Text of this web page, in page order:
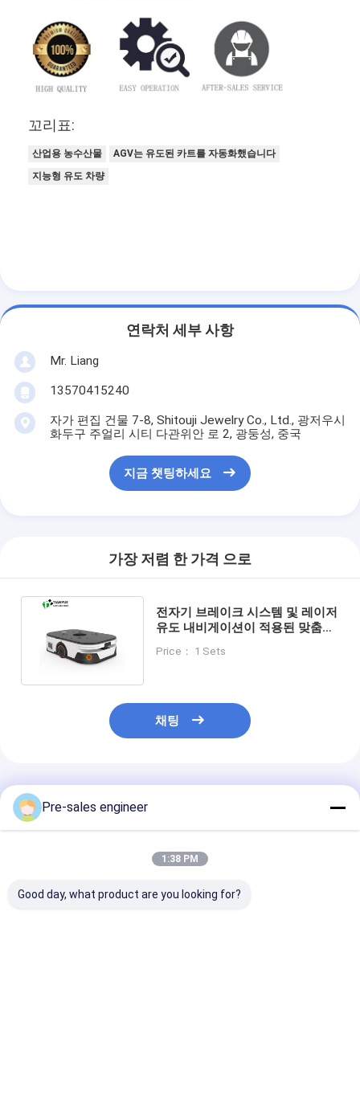
꼬리표:
산업용 농수산물
AGV는 유도된 카트를 자동화했습니다
지능형 유도 차량
연락처 세부 사항
Mr. Liang
13570415240
자가 편집 건물 7-8, Shitouji Jewelry Co., Ltd., 광저우시
화두구 주얼리 시티 다관위안 로 2, 광둥성, 중국
지금 챗팅하세요
가장 저렴 한 가격 으로
전자기 브레이크 시스템 및 레이저
유도 내비게이션이 적용된 맞춤형
Price： 1 Sets
채팅
추천된 제품
Pre-sales engineer
1:38 PM
Good day, what product are you looking for?